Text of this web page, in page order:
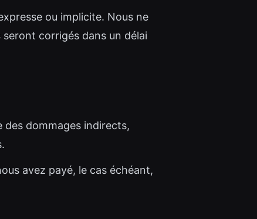
ou implicite. Nous ne
corrigés dans un délai
des dommages indirects,
avez payé, le cas échéant,